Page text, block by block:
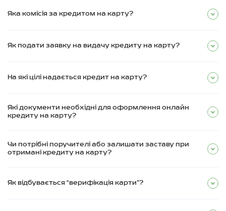
Яка комісія за кредитом на карту?
Як подати заявку на видачу кредиту на карту?
На які цілі надається кредит на карту?
Які документи необхідні для оформлення онлайн
кредиту на карту?
Чи потрібні поручителі або залишати заставу при
отримані кредиту на карту?
Як відбувається “верифікація карти”?